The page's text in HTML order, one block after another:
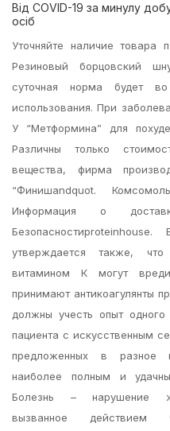
Від COVID-19 за минулу
осіб
Уточняйте наличие товара
Резиновый борцовский
суточная норма будет
использования. При
У “Метформина” для
Различны только
вещества, фирма
“Финишandquot.
Информация о
утверждается также,
витамином К могут
принимают антикоагулянты
должны учесть опыт
пациента с искусственным
предложенных в разное
наиболее полным и
Болезнь – нарушение
вызванное действием